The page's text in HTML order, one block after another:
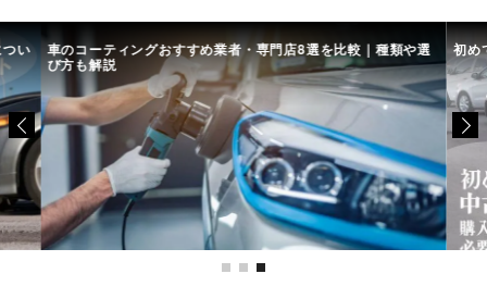
い 車のコーティングおすすめ業者・専門店8選を比較｜種類や選
び方も解説
初め